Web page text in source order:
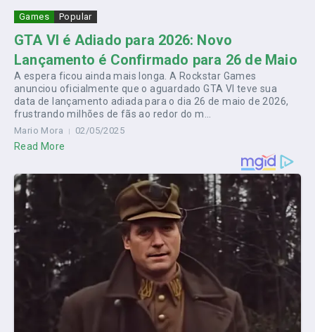
Games Popular
GTA VI é Adiado para 2026: Novo
Lançamento é Confirmado para 26 de Maio
A espera ficou ainda mais longa. A Rockstar Games
anunciou oficialmente que o aguardado GTA VI teve sua
data de lançamento adiada para o dia 26 de maio de 2026,
frustrando milhões de fãs ao redor do m...
Mario Mora 02/05/2025
Read More